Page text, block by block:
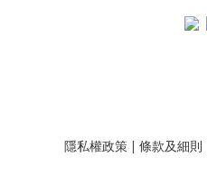
隱私權政策| 條款及細則